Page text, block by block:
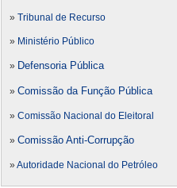
» Tribunal de Recurso
» Ministério Público
» Defensoria Pública
» Comissão da Função Pública
» Comissão Nacional do Eleitoral
» Comissão Anti-Corrupção
» Autoridade Nacional do Petróleo